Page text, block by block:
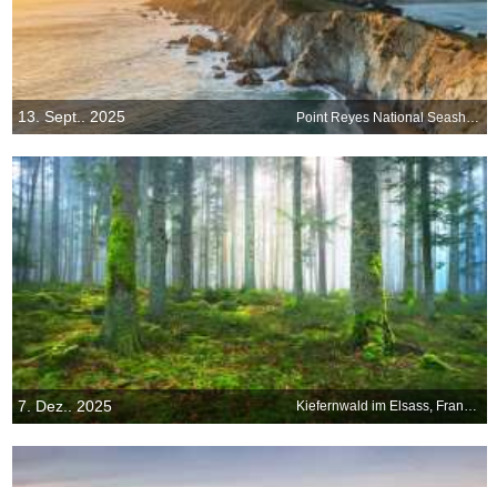
13. Sept.. 2025 Point Reyes National Seashore, Kalifornien, USA
7. Dez.. 2025 Kiefernwald im Elsass, Frankreich